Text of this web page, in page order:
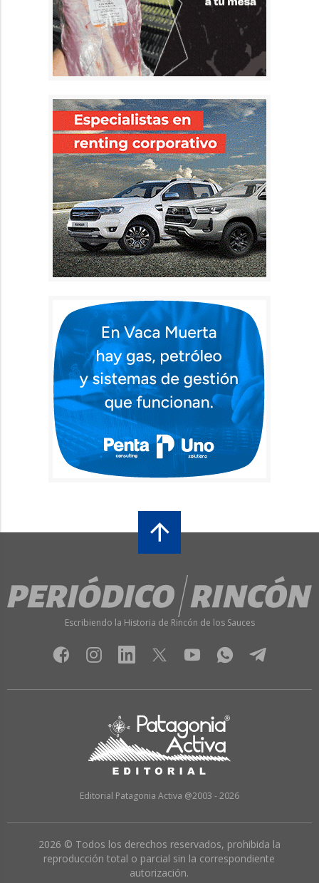
Escribiendo la Historia de Rincón de los Sauces
Editorial Patagonia Activa @2003 - 2026
2026 © Todos los derechos reservados, prohibida la
reproducción total o parcial sin la correspondiente
autorización.